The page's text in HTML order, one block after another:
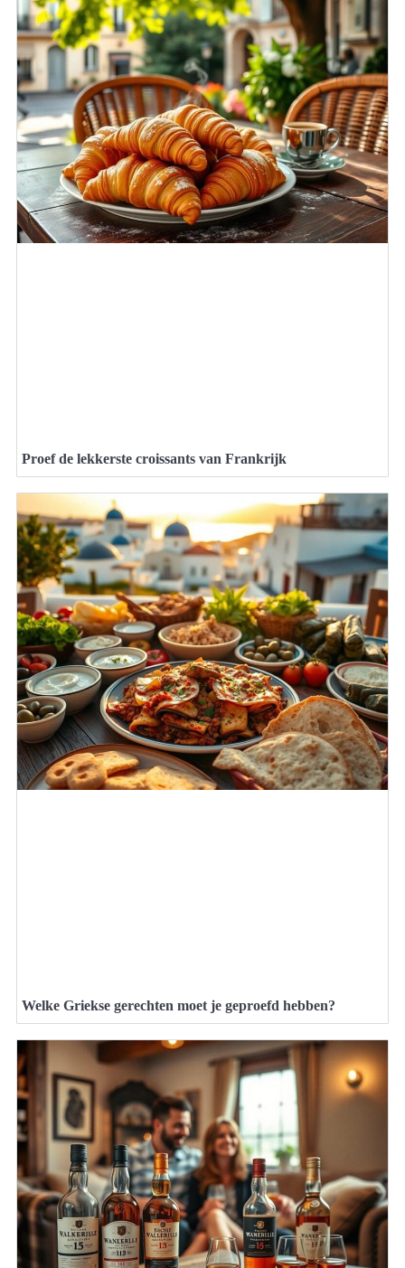
Proef de lekkerste croissants van Frankrijk
Welke Griekse gerechten moet je geproefd hebben?